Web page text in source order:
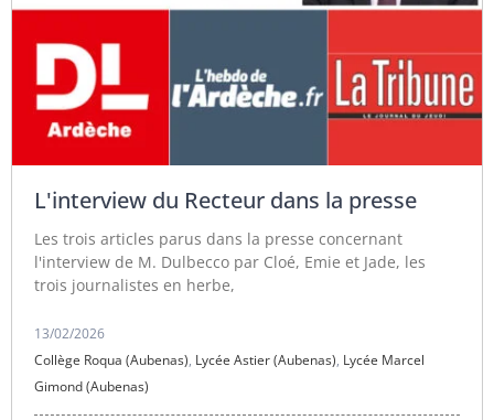
L'interview du Recteur dans la presse
Les trois articles parus dans la presse concernant
l'interview de M. Dulbecco par Cloé, Emie et Jade, les
trois journalistes en herbe,
13/02/2026
Collège Roqua (Aubenas), Lycée Astier (Aubenas), Lycée Marcel
Gimond (Aubenas)